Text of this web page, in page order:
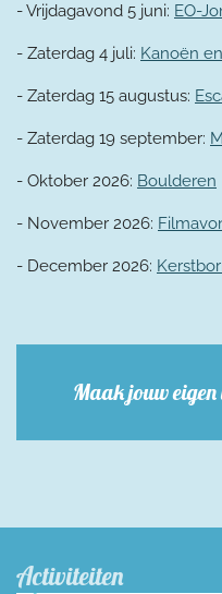
- Vrijdagavond 5 juni: EO-
- Zaterdag 4 juli: Kanoën
- Zaterdag 15 augustus:
- Zaterdag 19 september:
- Oktober 2026: Boulderen
- November 2026:
- December 2026:
Maak jouw eigen
Activiteiten